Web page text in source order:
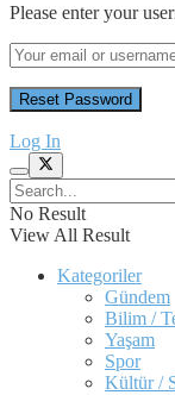
Please enter your
Log In
No Result
View All Result
Kategoriler
Gündem
Bilim /
Yaşam
Spor
Kültür /